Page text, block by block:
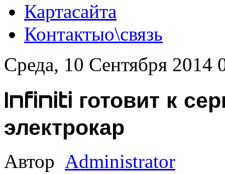
Картасайта
Контактыо\связь
Среда, 10 Сентября 2014
Infiniti готовит к
электрокар
Автор Administrator